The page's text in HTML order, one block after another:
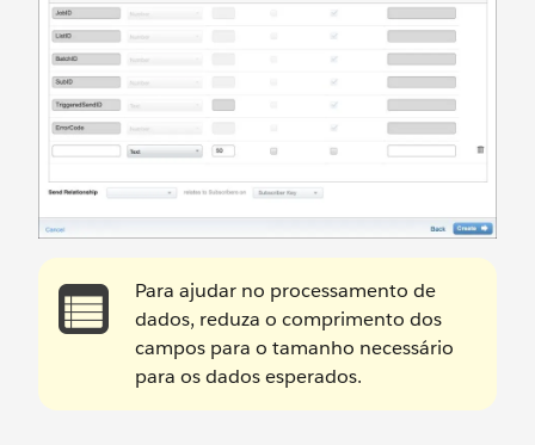
Para ajudar no processamento de
dados, reduza o comprimento dos
campos para o tamanho necessário
para os dados esperados.